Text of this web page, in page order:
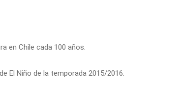
en Chile cada 100 años.
El Niño de la temporada 2015/2016.